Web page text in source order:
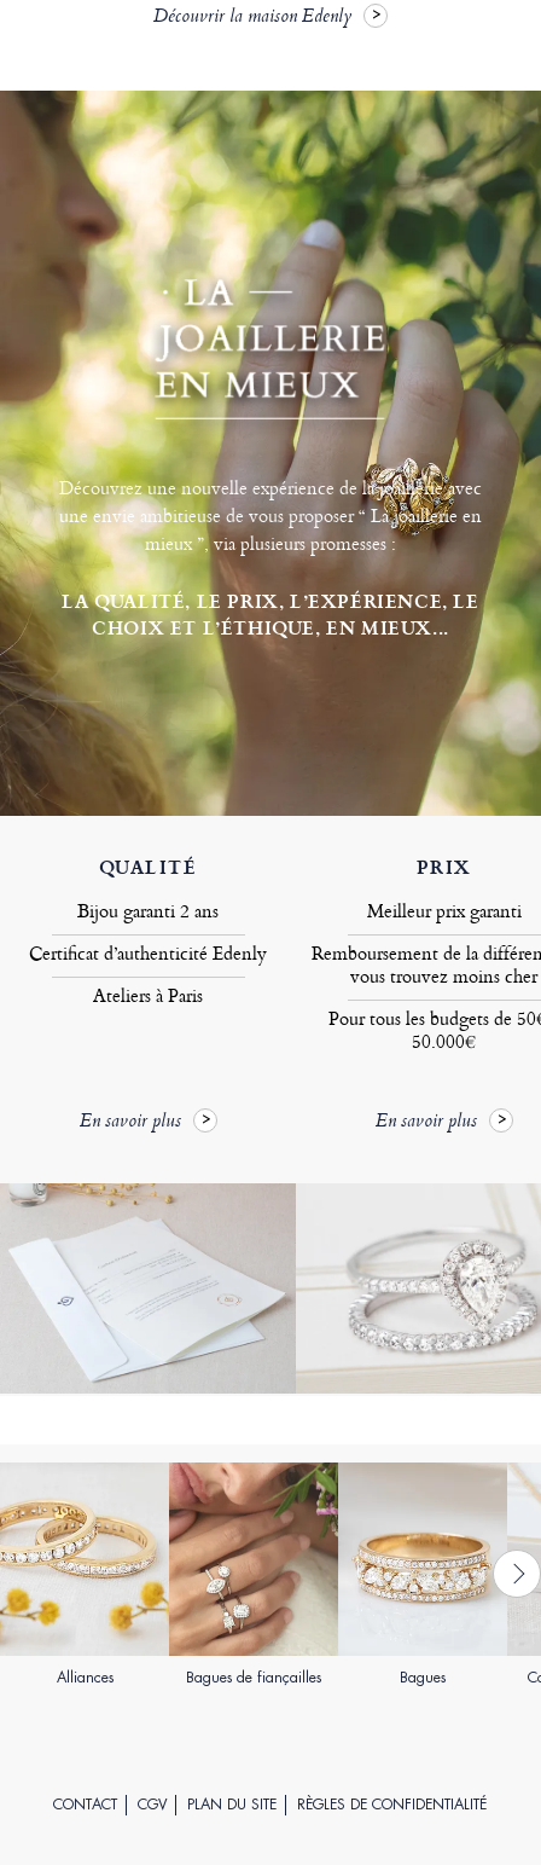
Découvrir la maison Edenly
Découvrez une nouvelle expérience de la joaillerie avec
une envie ambitieuse de vous proposer “ La joaillerie en
mieux ”, via plusieurs promesses :
LA QUALITÉ, LE PRIX, L’EXPÉRIENCE, LE
CHOIX ET L’ÉTHIQUE, EN MIEUX...
QUALITÉ
Bijou garanti 2 ans
Certificat d’authenticité Edenly
Ateliers à Paris
En savoir plus
PRIX
Meilleur prix garanti
Remboursement de la
vous trouvez moins cher
Pour tous les budgets de
50.000€
En savoir plus
Alliances Bagues de fiançailles Bagues
CONTACT CGV PLAN DU SITE RÈGLES DE CONFIDENTIALITÉ